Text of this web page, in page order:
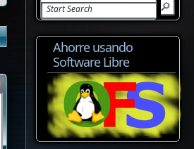
Ahorre usando
Software Libre